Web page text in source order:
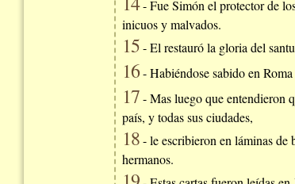
- Fue Simón el protector de
inicuos y malvados.
15- El restauró la gloria del
16- Habiéndose sabido en
17- Mas luego que entendieron
país, y todas sus ciudades,
18- le escribieron en láminas de
hermanos.